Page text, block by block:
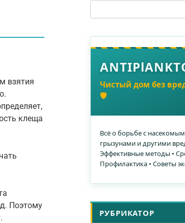
взятия
клеща
Поэтому
Чистый дом без
🛡️
Всё о борьбе с
грызунами и другими
Эффективные методы •
Профилактика • Советы
РУБРИКАТОР